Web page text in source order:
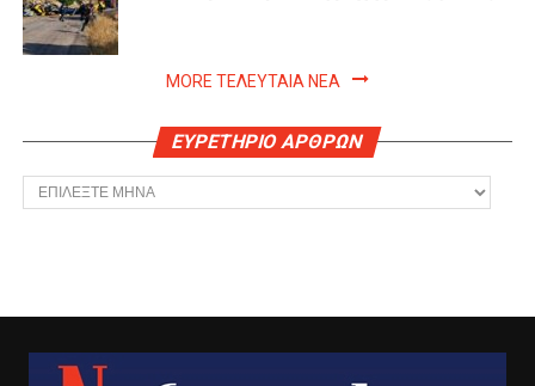
MORE ΤΕΛΕΥΤΑΙΑ ΝΕΑ
ΕΥΡΕΤΗΡΙΟ ΑΡΘΡΩΝ
ΕΥΡΕΤΗΡΙΟ
ΑΡΘΡΩΝ